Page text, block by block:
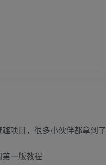
项目，很多小伙伴都拿到
一版教程